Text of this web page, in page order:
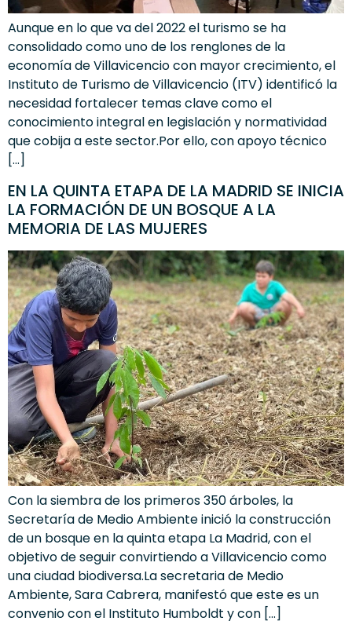
Aunque en lo que va del 2022 el turismo se ha
consolidado como uno de los renglones de la
economía de Villavicencio con mayor crecimiento, el
Instituto de Turismo de Villavicencio (ITV) identificó la
necesidad fortalecer temas clave como el
conocimiento integral en legislación y normatividad
que cobija a este sector.Por ello, con apoyo técnico
[…]
EN LA QUINTA ETAPA DE LA MADRID SE INICIA
LA FORMACIÓN DE UN BOSQUE A LA
MEMORIA DE LAS MUJERES
Con la siembra de los primeros 350 árboles, la
Secretaría de Medio Ambiente inició la construcción
de un bosque en la quinta etapa La Madrid, con el
objetivo de seguir convirtiendo a Villavicencio como
una ciudad biodiversa.La secretaria de Medio
Ambiente, Sara Cabrera, manifestó que este es un
convenio con el Instituto Humboldt y con […]